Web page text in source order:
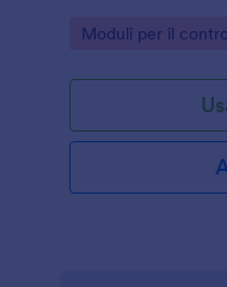
accessi e
Go to Category:
Moduli per il